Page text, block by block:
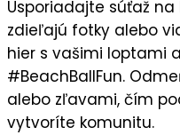
Usporiadajte súťaž na
zdieľajú fotky alebo
hier s vašimi loptami
#BeachBallFun.
alebo zľavami, čím
vytvoríte komunitu.